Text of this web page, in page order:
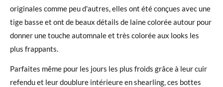
originales comme peu d'autres, elles ont été conçues avec une
tige basse et ont de beaux détails de laine colorée autour pour
donner une touche automnale et très colorée aux looks les
plus frappants.
Parfaites même pour les jours les plus froids grâce à leur cuir
refendu et leur doublure intérieure en shearling, ces bottes